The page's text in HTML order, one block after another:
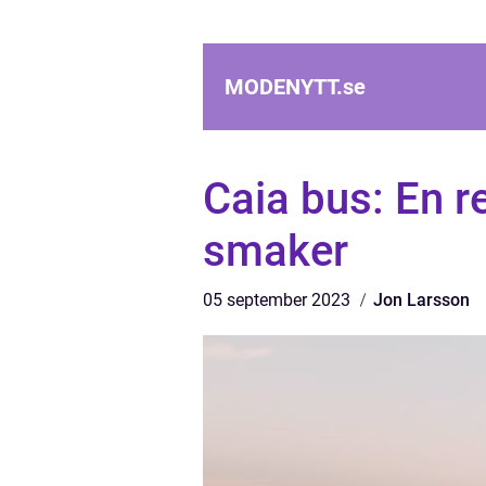
MODENYTT.se
Caia bus: En
smaker
05 september 2023 Jon Larsson